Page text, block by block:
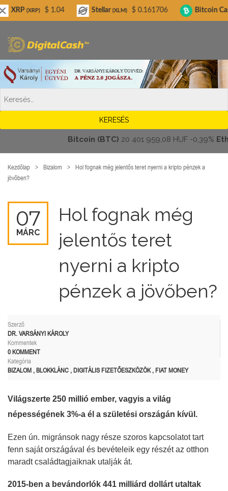
Bitcoin (BTC)20 401 959,08 HUF -0,39%
Kezdőlap Bizalom
Hol fognak még jelentős teret nyerni a kripto pénzek a
jövőben?
07
MÁRC
Hol fognak még
jelentős teret
nyerni a kripto
pénzek a jövőben?
Szerző
DR. VARSÁNYI KÁROLY
Kommentek
0 KOMMENT
Kategória
BIZALOM , BLOKKLÁNC , DIGITÁLIS FIZETŐESZKÖZÖK, FIAT MONEY
Világszerte 250 millió ember, vagyis a világ
népességének 3%-a él a születési országán kívül.
Ezen ún. migránsok nagy része szoros kapcsolatot tart
fenn saját országával és bevételeik egy részét az otthon
maradt családtagjaiknak utalják át.
2015-ben a bevándorlók 441 milliárd dollárt utaltak
$ 1.04 Stellar (XLM) $ 0.161706 Bitcoin Cash(BCH) $
Digitalcash.hu